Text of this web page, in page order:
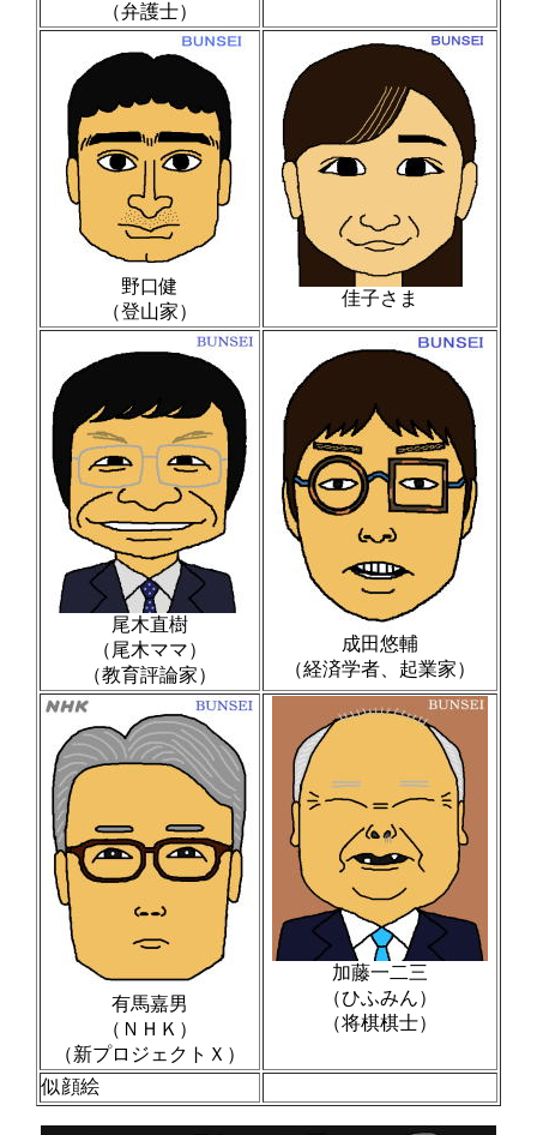
（弁護士）
野口健
（登山家）
佳子さま
尾木直樹
（尾木ママ）
（教育評論家）
成田悠輔
（経済学者、起業家）
有馬嘉男
（ＮＨＫ）
（新プロジェクトＸ）
加藤一二三
（ひふみん）
（将棋棋士）
似顔絵